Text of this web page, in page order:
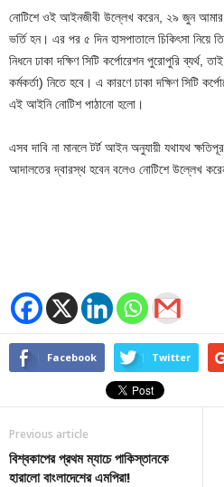
নোটিশে ওই আইনজীবী উল্লেখ করেন, ২৯ জুন আমার
ভর্তি হন। এর পর ৫ দিন হাসপাতালে চিকিৎসা নিয়ে
নিধনে ঢাকা দক্ষিণ সিটি কর্পোরেশন পুরোপুরি ব্যর্থ,
কর্মকর্তা) নিতে হবে। এ কারণে ঢাকা দক্ষিণ সিটি
এই আইনি নোটিশ পাঠানো হলো।
এসব দাবি না মানলে টর্ট আইন অনুযায়ী যথাযথ
আদালতের দ্বারস্থ হবেন বলেও নোটিশে উল্লেখ
Facebook Twitter
Previous article
বিশ্বকাপের প্রথম ম্যাচে পাকিস্তানকে
হারালো বাংলাদেশের এমপিরা!